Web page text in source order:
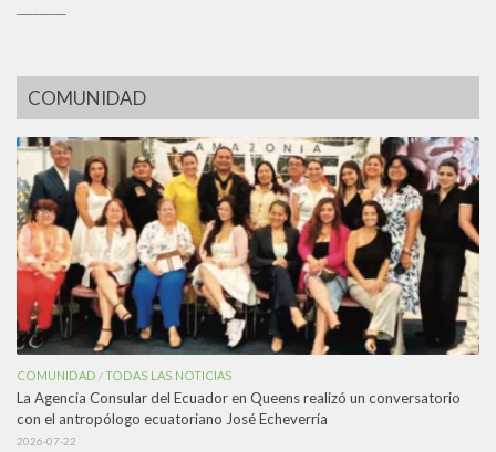
COMUNIDAD
COMUNIDAD /TODAS LAS NOTICIAS
La Agencia Consular del Ecuador en Queens realizó un conversatorio
con el antropólogo ecuatoriano José Echeverría
2026-07-22